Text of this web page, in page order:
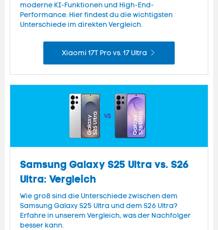
moderne KI-Funktionen und High-End-
Performance. Hier findest du die wichtigsten
Unterschiede im direkten Vergleich.
Xiaomi 17T Pro vs. 17 Ultra
Samsung Galaxy S25 Ultra vs. S26
Ultra: Vergleich
Wie groß sind die Unterschiede zwischen dem
Samsung Galaxy S25 Ultra und dem S26 Ultra?
Erfahre in unserem Vergleich, was der Nachfolger
besser kann.